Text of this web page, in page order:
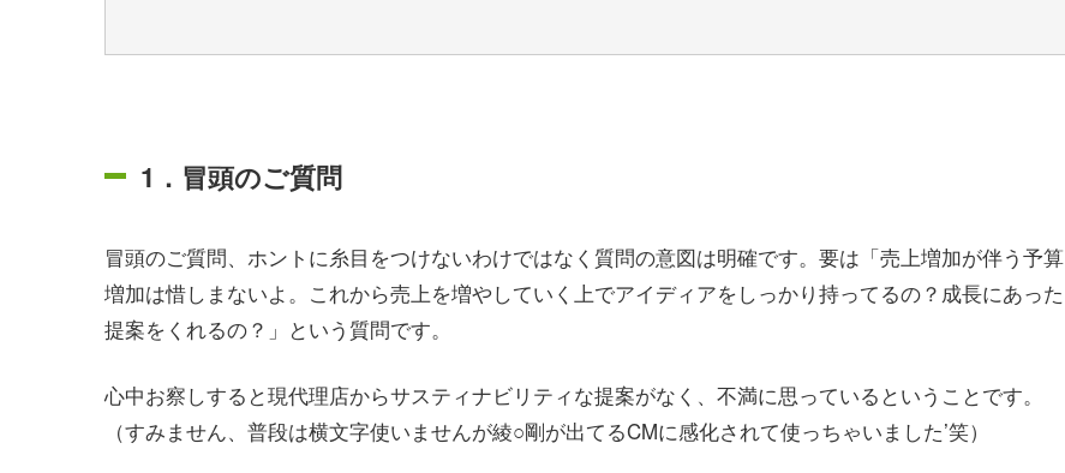
1．冒頭のご質問
冒頭のご質問、ホントに糸目をつけないわけではなく質問の意図は明確です。要は「売上増加が伴う予算
増加は惜しまないよ。これから売上を増やしていく上でアイディアをしっかり持ってるの？成長にあった
提案をくれるの？」という質問です。
心中お察しすると現代理店からサスティナビリティな提案がなく、不満に思っているということです。
（すみません、普段は横文字使いませんが綾○剛が出てるCMに感化されて使っちゃいました’笑）